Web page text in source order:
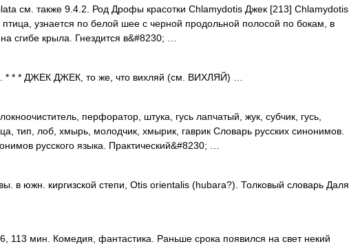
см. также 9.4.2. Род Дрофы красотки Chlamydotis Джек [213] Chlamydotis
узнается по белой шее с черной продольной полосой по бокам, в
сгибе крыла. Гнездится в&#8230; …
* * * ДЖЕК ДЖЕК, то же, что вихляй (см. ВИХЛЯЙ) …
перфоратор, штука, гусь лапчатый, жук, субчик, гусь,
тип, лоб, хмырь, молодчик, хмырик, гаврик Словарь русских синонимов.
русского языка. Практический&#8230; …
в южн. киргизской степи, Otis orientalis (hubara?). Толковый словарь Даля.
мин. Комедия, фантастика. Раньше срока появился на свет некий